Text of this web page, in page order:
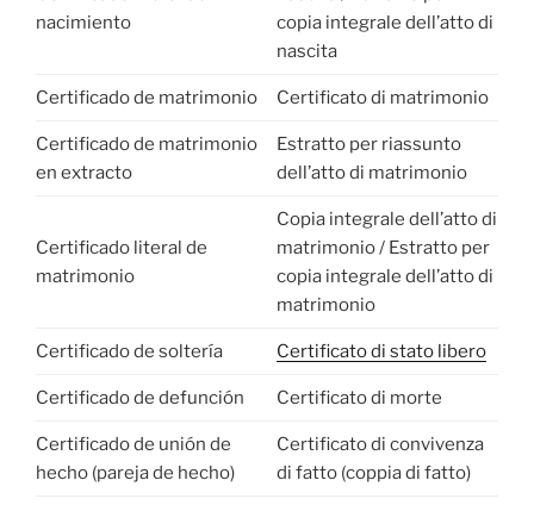
nacimiento
copia integrale dell’atto di
nascita
Certificado de matrimonio Certificato di matrimonio
Certificado de matrimonio
en extracto
Estratto per riassunto
dell’atto di matrimonio
Certificado literal de
matrimonio
Copia integrale dell’atto di
matrimonio / Estratto per
copia integrale dell’atto di
matrimonio
Certificado de soltería Certificato di stato libero
Certificado de defunción Certificato di morte
Certificado de unión de
hecho (pareja de hecho)
Certificato di convivenza
di fatto (coppia di fatto)